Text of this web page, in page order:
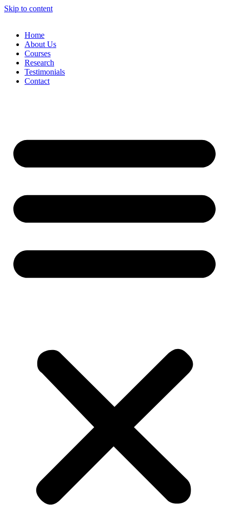
Skip to content
Home
About Us
Courses
Research
Testimonials
Contact